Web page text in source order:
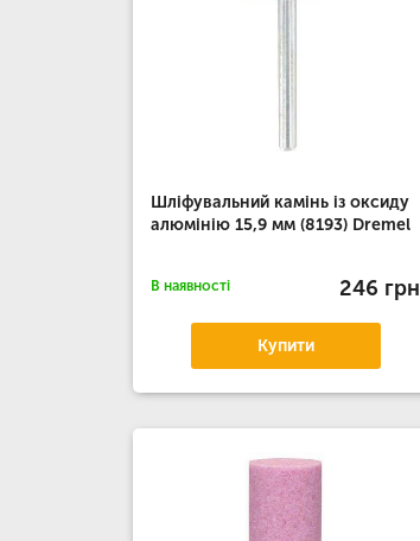
Шліфувальний камінь із оксиду
алюмінію 15,9 мм (8193) Dremel
В наявності 246 грн
Купити